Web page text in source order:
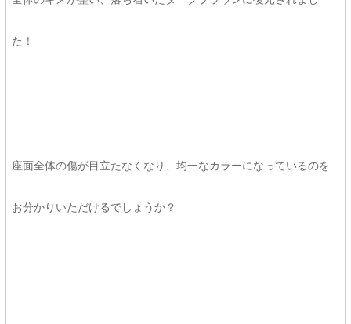
た！
座面全体の傷が目立たなくなり、均一なカラーになっているのを
お分かりいただけるでしょうか？